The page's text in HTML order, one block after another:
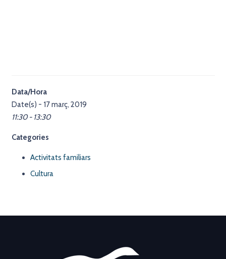
Data/Hora
Date(s) - 17 març, 2019
11:30 - 13:30
Categories
Activitats familiars
Cultura